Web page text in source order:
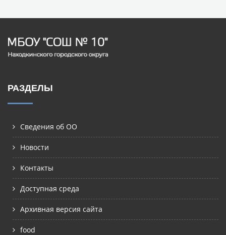
РАЗДЕЛЫ
Сведения об ОО
Новости
Контакты
Доступная среда
Архивная версия сайта
food